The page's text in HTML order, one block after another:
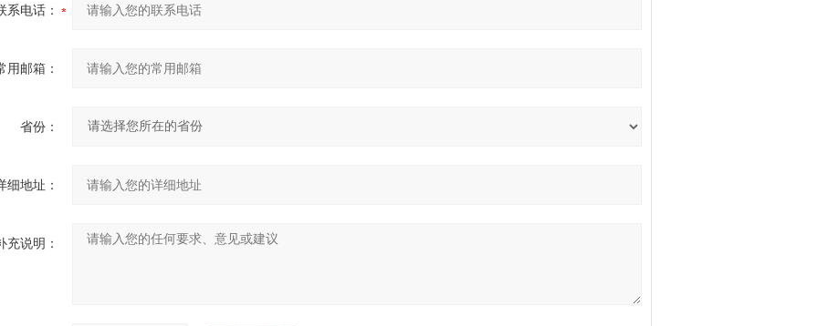
系电话：
用邮箱：
省份：
细地址：
充说明：